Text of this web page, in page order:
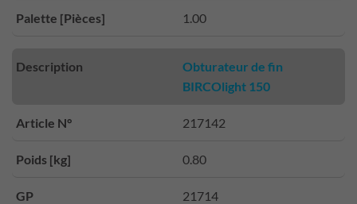
Palette [Pièces] 1.00
Description
Obturateur de fin
BIRCOlight 150
Article N° 217142
Poids [kg] 0.80
GP 21714